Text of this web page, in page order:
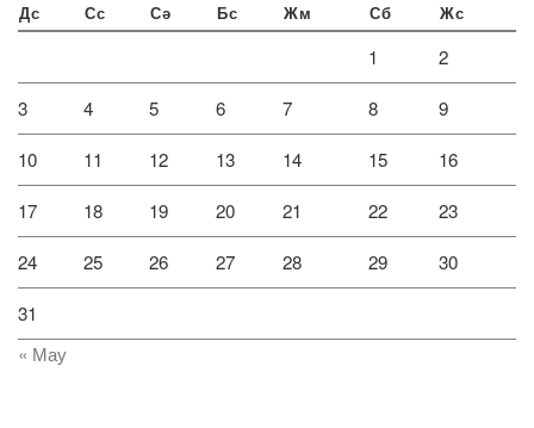
Дс Сс Сә Бс Жм Сб Жс
1 2
3 4 5 6 7 8 9
10 11 12 13 14 15 16
17 18 19 20 21 22 23
24 25 26 27 28 29 30
31
« Мау